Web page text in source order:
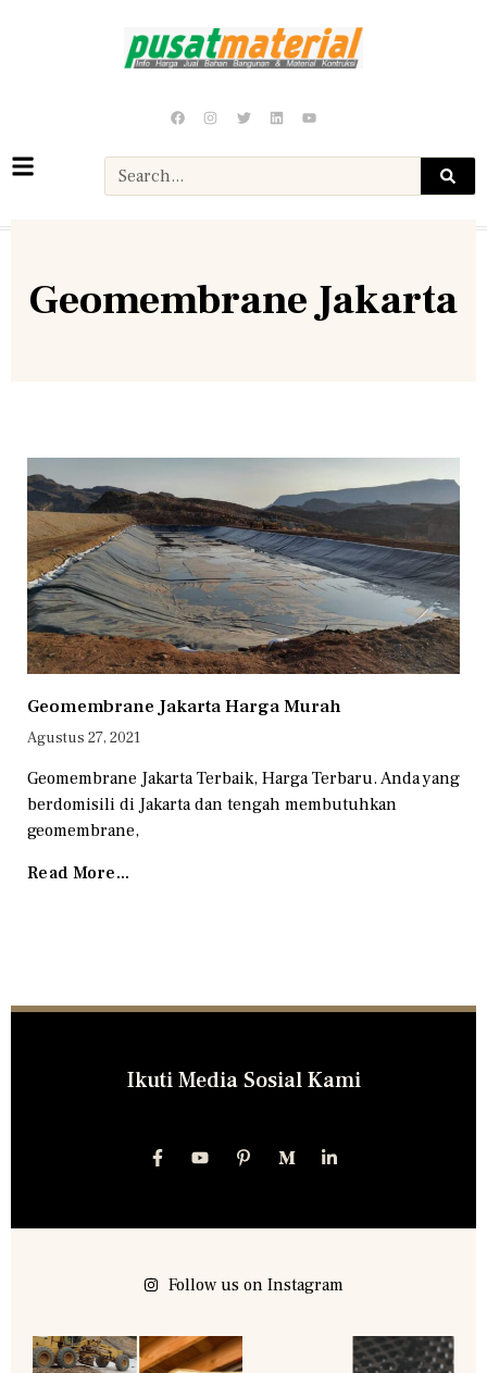
Geomembrane Jakarta
Geomembrane Jakarta Harga Murah
Agustus 27, 2021
Geomembrane Jakarta Terbaik, Harga Terbaru. Anda yang
berdomisili di Jakarta dan tengah membutuhkan
geomembrane,
Read More...
Ikuti Media Sosial Kami
Follow us on Instagram